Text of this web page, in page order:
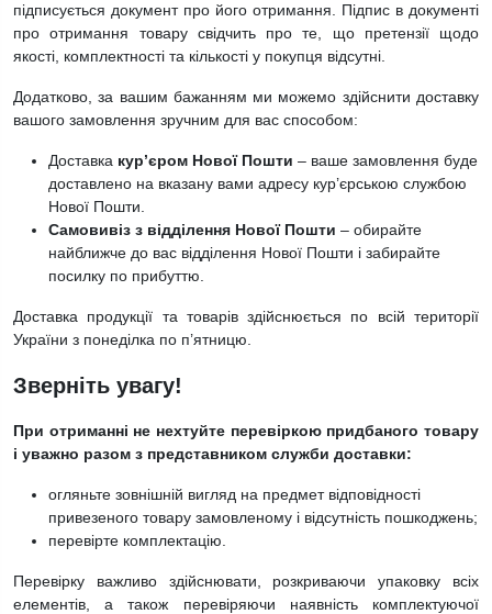
підписується документ про його отримання. Підпис в документі
про отримання товару свідчить про те, що претензії щодо
якості, комплектності та кількості у покупця відсутні.
Додатково, за вашим бажанням ми можемо здійснити доставку
вашого замовлення зручним для вас способом:
Доставка кур’єром Нової Пошти – ваше замовлення буде
доставлено на вказану вами адресу кур’єрською службою
Нової Пошти.
Самовивіз з відділення Нової Пошти – обирайте
найближче до вас відділення Нової Пошти і забирайте
посилку по прибуттю.
Доставка продукції та товарів здійснюється по всій території
України з понеділка по п’ятницю.
Зверніть увагу!
При отриманні не нехтуйте перевіркою придбаного товару
і уважно разом з представником служби доставки:
огляньте зовнішній вигляд на предмет відповідності
привезеного товару замовленому і відсутність пошкоджень;
перевірте комплектацію.
Перевірку важливо здійснювати, розкриваючи упаковку всіх
елементів, а також перевіряючи наявність комплектуючої